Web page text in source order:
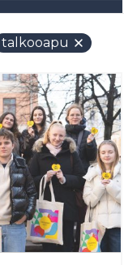
talkooapu